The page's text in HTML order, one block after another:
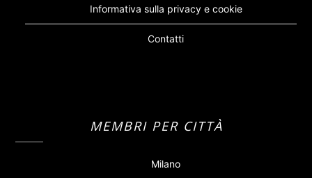
Informativa sulla privacy e cookie
Contatti
MEMBRI PER CITTÀ
Milano